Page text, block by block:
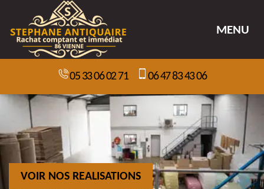
MENU
05 33 06 02 71 06 47 83 43 06
VOIR NOS REALISATIONS